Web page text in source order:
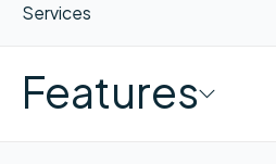
Services
Features